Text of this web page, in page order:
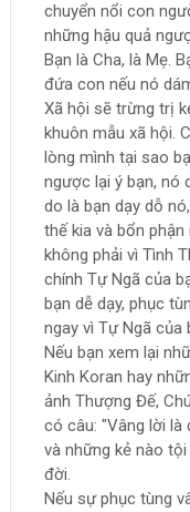
chuyển nổi con
những hậu quả
Bạn là Cha, là Mẹ.
đứa con nếu nó
Xã hội sẽ trừng trị
khuôn mẫu xã hội.
lòng mình tại sao
ngược lại ý bạn, nó
do là bạn dạy dỗ
thế kia và bổn
không phải vì Tình
chính Tự Ngã của
bạn dễ dạy, phục
ngay vì Tự Ngã của
Nếu bạn xem lại
Kinh Koran hay
ảnh Thượng Đế,
có câu: "Vâng lời là
và những kẻ nào
đời.
Nếu sự phục tùng